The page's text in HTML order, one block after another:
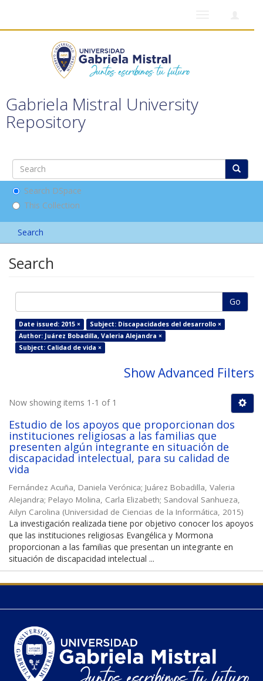
Gabriela Mistral University
Repository
Search DSpace
This Collection
Search
Search
Go
Date issued: 2015 ×
Subject: Discapacidades del desarrollo ×
Author: Juárez Bobadilla, Valeria Alejandra ×
Subject: Calidad de vida ×
Show Advanced Filters
Now showing items 1-1 of 1
Estudio de los apoyos que proporcionan dos
instituciones religiosas a las familias que
presenten algún integrante en situación de
discapacidad intelectual, para su calidad de
vida
Fernández Acuña, Daniela Verónica; Juárez Bobadilla, Valeria
Alejandra; Pelayo Molina, Carla Elizabeth; Sandoval Sanhueza,
Ailyn Carolina (Universidad de Ciencias de la Informática, 2015)
La investigación realizada tiene por objetivo conocer los apoyos
que las instituciones religiosas Evangélica y Mormona
proporcionan a las familias que presentan un integrante en
situación de discapacidad intelectual ...